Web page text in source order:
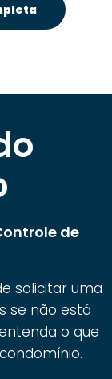
de
solicitar uma
se não está
o que